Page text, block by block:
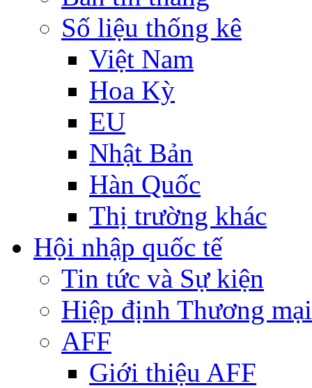
Số liệu thống kê
Việt Nam
Hoa Kỳ
EU
Nhật Bản
Hàn Quốc
Thị trường khác
Hội nhập quốc tế
Tin tức và Sự kiện
Hiệp định Thương
AFF
Giới thiệu AFF